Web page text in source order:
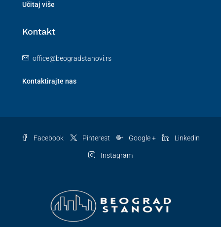
Učitaj više
Kontakt
office@beogradstanovi.rs
Kontaktirajte nas
Facebook Pinterest Google + Linkedin
Instagram